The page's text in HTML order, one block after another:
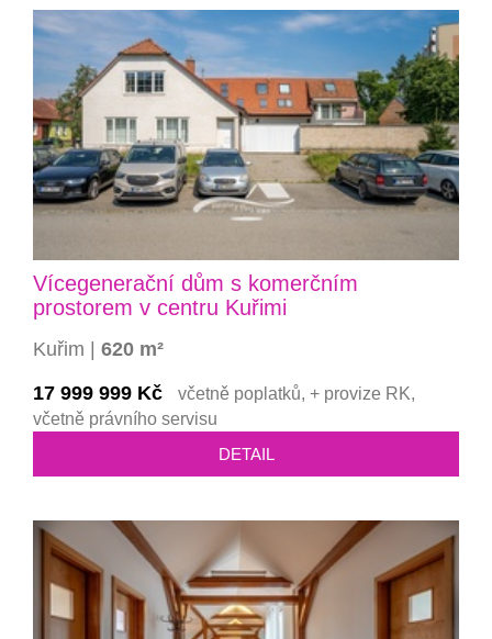
Vícegenerační dům s komerčním
prostorem v centru Kuřimi
Kuřim | 620 m²
17 999 999 Kč
včetně poplatků, + provize RK,
včetně právního servisu
DETAIL